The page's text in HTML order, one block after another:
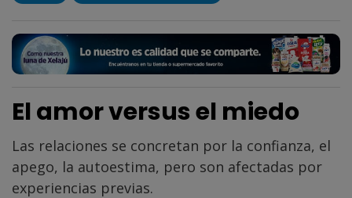
El amor versus el miedo
Las relaciones se concretan por la confianza, el
apego, la autoestima, pero son afectadas por
experiencias previas.